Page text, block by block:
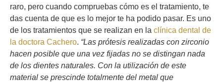
raro, pero cuando compruebas cómo es el tratamiento, te
das cuenta de que es lo mejor te ha podido pasar. Es uno
de los tratamientos que se realizan en la clínica dental de
la doctora Cachero. “Las prótesis realizadas con zirconio
hacen posible que una vez fijadas no se distingan nada
de los dientes naturales. Con la utilización de este
material se prescinde totalmente del metal que